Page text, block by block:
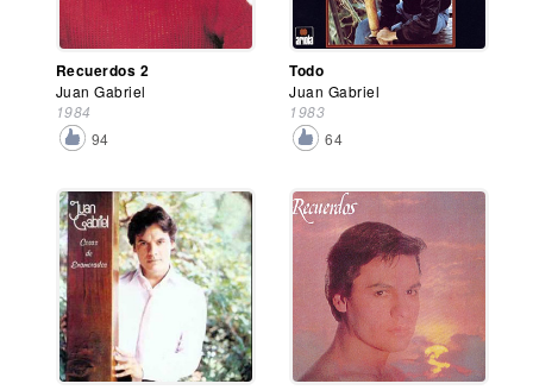
Recuerdos 2
Juan Gabriel
1984
94
Todo
Juan Gabriel
1983
64